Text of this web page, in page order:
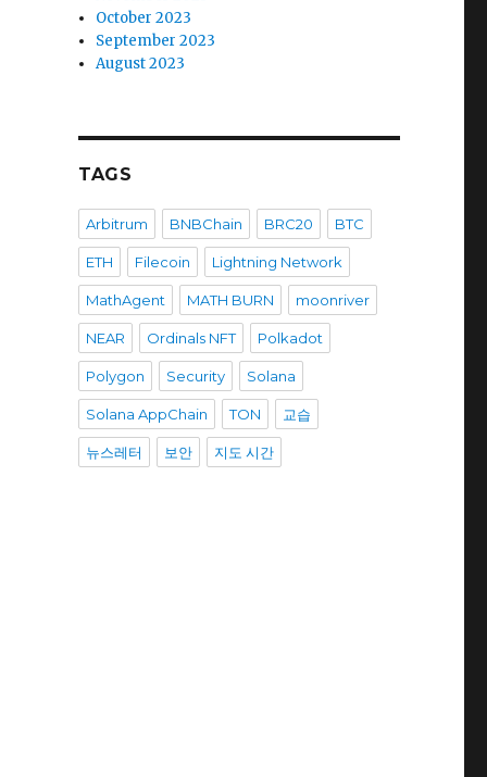
October 2023
September 2023
August 2023
TAGS
Arbitrum BNBChain BRC20 BTC
ETH Filecoin Lightning Network
MathAgent MATH BURN moonriver
NEAR Ordinals NFT Polkadot
Polygon Security Solana
Solana AppChain TON 교습
뉴스레터 보안 지도 시간